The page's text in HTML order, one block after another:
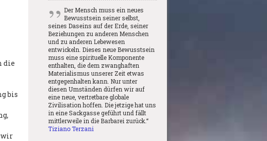
die
bis
wir
Der Mensch muss ein neues
Bewusstsein seiner selbst,
seines Daseins auf der Erde, seiner
Beziehungen zu anderen Menschen
und zu anderen Lebewesen
entwickeln. Dieses neue Bewusstsein
muss eine spirituelle Komponente
enthalten, die dem zwanghaften
Materialismus unserer Zeit etwas
entgegenhalten kann. Nur unter
diesen Umständen dürfen wir auf
eine neue, vertretbare globale
Zivilisation hoffen. Die jetzige hat uns
in eine Sackgasse geführt und fällt
mittlerweile in die Barbarei zurück.“
Tiziano Terzani